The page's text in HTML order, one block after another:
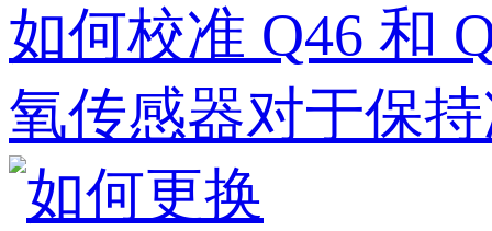
如何校准 Q46 和
氧传感器对于保